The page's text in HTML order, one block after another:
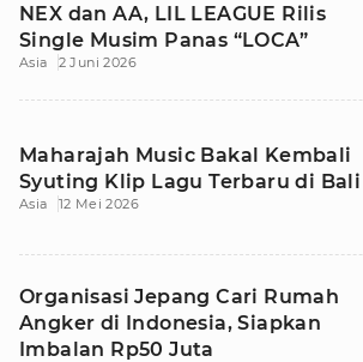
NEX dan AA, LIL LEAGUE Rilis
Single Musim Panas “LOCA”
Asia 2 Juni 2026
Maharajah Music Bakal Kembali
Syuting Klip Lagu Terbaru di Bali
Asia 12 Mei 2026
Organisasi Jepang Cari Rumah
Angker di Indonesia, Siapkan
Imbalan Rp50 Juta